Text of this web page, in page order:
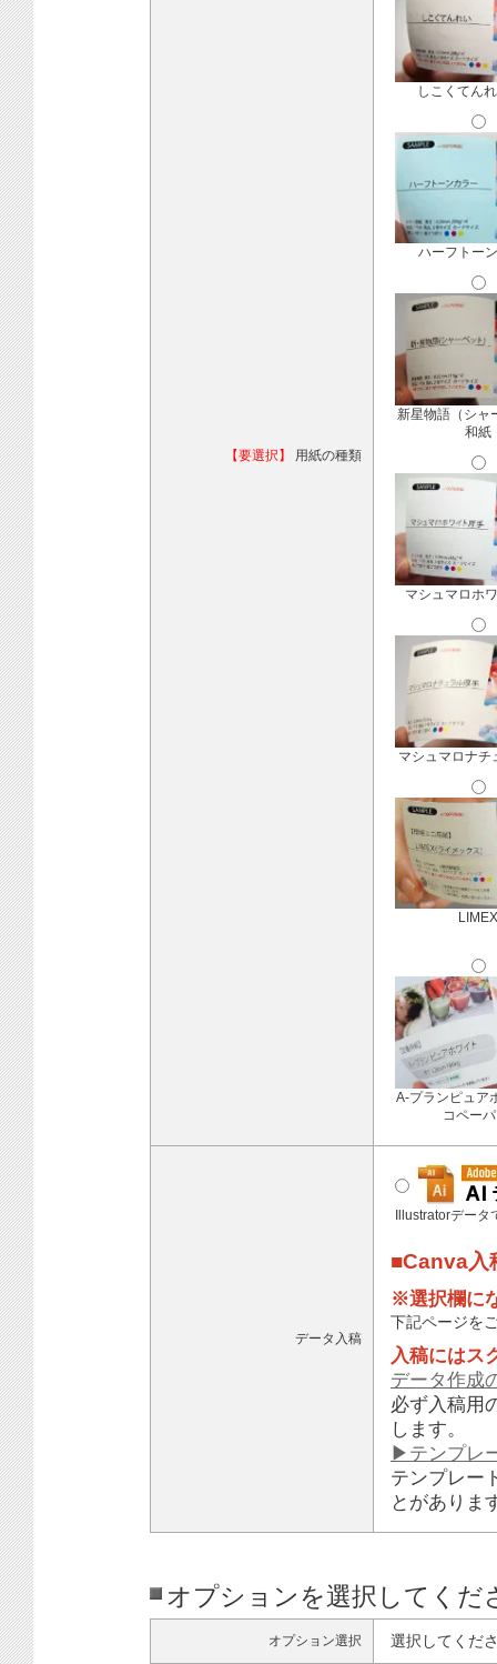
【要選択】 用紙の種類
しこくてん
ハーフトー
新星物語（シャ
和紙
マシュマロホ
マシュマロナチ
A-プランピュア
コペー
データ入稿
Illustratorデータ
■Canva入
※選択欄に
下記ページを
入稿にはス
データ作成
必ず入稿用
します。
▶テンプレ
テンプレー
とがありま
オプションを選択してくだ
オプション選択 選択してくだ